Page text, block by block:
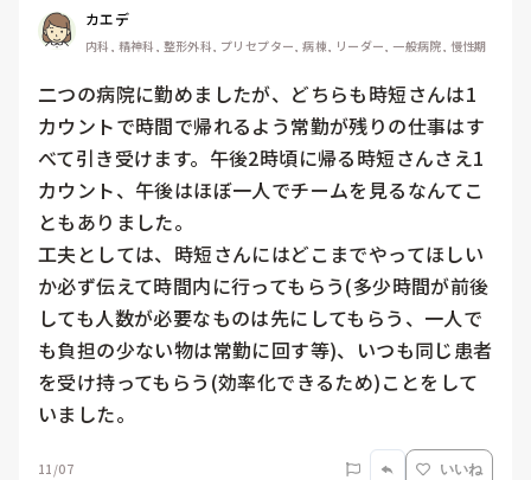
カエデ
内科, 精神科, 整形外科, プリセプター, 病棟, リーダー, 一般病院, 慢性期
二つの病院に勤めましたが、どちらも時短さんは1
カウントで時間で帰れるよう常勤が残りの仕事はす
べて引き受けます。午後2時頃に帰る時短さんさえ1
カウント、午後はほぼ一人でチームを見るなんてこ
ともありました。
工夫としては、時短さんにはどこまでやってほしい
か必ず伝えて時間内に行ってもらう(多少時間が前後
しても人数が必要なものは先にしてもらう、一人で
も負担の少ない物は常勤に回す等)、いつも同じ患者
を受け持ってもらう(効率化できるため)ことをして
いました。
11/07 いいね